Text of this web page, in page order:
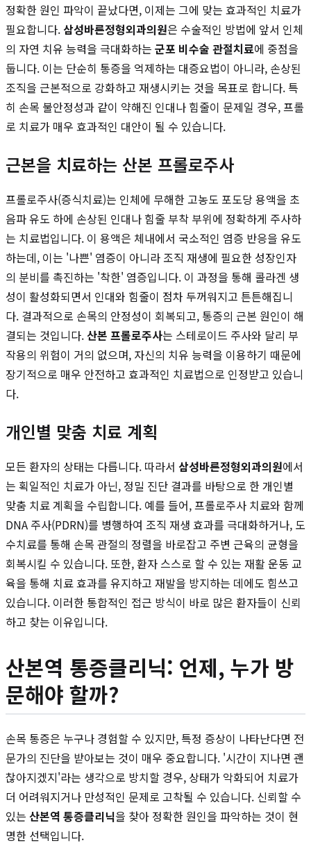
정확한 원인 파악이 끝났다면, 이제는 그에 맞는 효과적인 치료가
필요합니다. 삼성바른정형외과의원은 수술적인 방법에 앞서 인체
의 자연 치유 능력을 극대화하는 군포 비수술 관절치료에 중점을
둡니다. 이는 단순히 통증을 억제하는 대증요법이 아니라, 손상된
조직을 근본적으로 강화하고 재생시키는 것을 목표로 합니다. 특
히 손목 불안정성과 같이 약해진 인대나 힘줄이 문제일 경우, 프롤
로 치료가 매우 효과적인 대안이 될 수 있습니다.
근본을 치료하는 산본 프롤로주사
프롤로주사(증식치료)는 인체에 무해한 고농도 포도당 용액을 초
음파 유도 하에 손상된 인대나 힘줄 부착 부위에 정확하게 주사하
는 치료법입니다. 이 용액은 체내에서 국소적인 염증 반응을 유도
하는데, 이는 '나쁜' 염증이 아니라 조직 재생에 필요한 성장인자
의 분비를 촉진하는 '착한' 염증입니다. 이 과정을 통해 콜라겐 생
성이 활성화되면서 인대와 힘줄이 점차 두꺼워지고 튼튼해집니
다. 결과적으로 손목의 안정성이 회복되고, 통증의 근본 원인이 해
결되는 것입니다.산본 프롤로주사는 스테로이드 주사와 달리 부
작용의 위험이 거의 없으며, 자신의 치유 능력을 이용하기 때문에
장기적으로 매우 안전하고 효과적인 치료법으로 인정받고 있습니
다.
개인별 맞춤 치료 계획
모든 환자의 상태는 다릅니다. 따라서 삼성바른정형외과의원에서
는 획일적인 치료가 아닌, 정밀 진단 결과를 바탕으로 한 개인별
맞춤 치료 계획을 수립합니다. 예를 들어, 프롤로주사 치료와 함께
DNA 주사(PDRN)를 병행하여 조직 재생 효과를 극대화하거나, 도
수치료를 통해 손목 관절의 정렬을 바로잡고 주변 근육의 균형을
회복시킬 수 있습니다. 또한, 환자 스스로 할 수 있는 재활 운동 교
육을 통해 치료 효과를 유지하고 재발을 방지하는 데에도 힘쓰고
있습니다. 이러한 통합적인 접근 방식이 바로 많은 환자들이 신뢰
하고 찾는 이유입니다.
산본역 통증클리닉: 언제, 누가 방
문해야 할까?
손목 통증은 누구나 경험할 수 있지만, 특정 증상이 나타난다면 전
문가의 진단을 받아보는 것이 매우 중요합니다. '시간이 지나면 괜
찮아지겠지'라는 생각으로 방치할 경우, 상태가 악화되어 치료가
더 어려워지거나 만성적인 문제로 고착될 수 있습니다. 신뢰할 수
있는 산본역 통증클리닉을 찾아 정확한 원인을 파악하는 것이 현
명한 선택입니다.